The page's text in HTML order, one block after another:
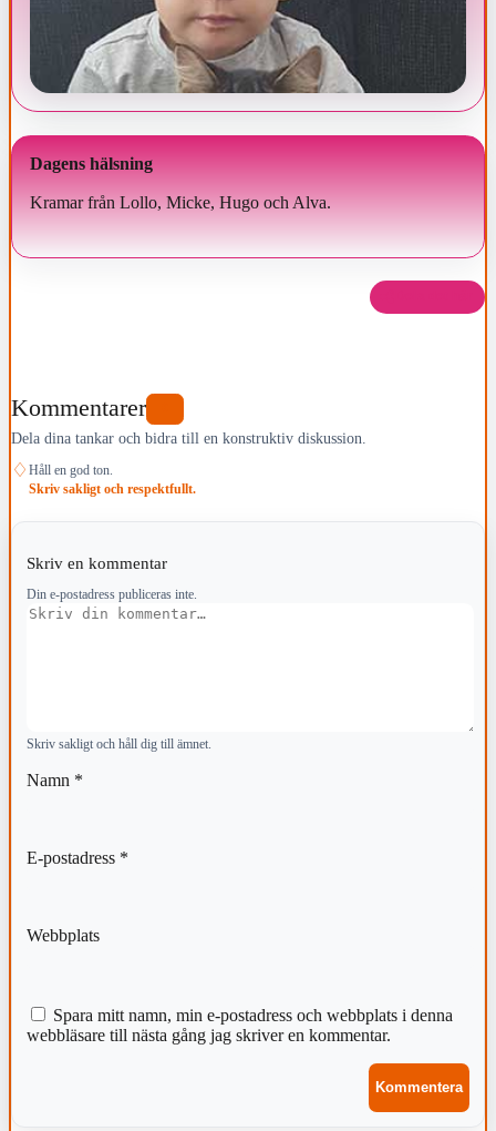
Dagens hälsning
Kramar från Lollo, Micke, Hugo och Alva.
Kommentarer
Dela dina tankar och bidra till en konstruktiv diskussion.
♢ Håll en god ton.
Skriv sakligt och respektfullt.
Skriv en kommentar
Din e-postadress publiceras inte.
Kommentar
Skriv sakligt och håll dig till ämnet.
Namn *
E-postadress *
Webbplats
Spara mitt namn, min e-postadress och webbplats i denna
webbläsare till nästa gång jag skriver en kommentar.